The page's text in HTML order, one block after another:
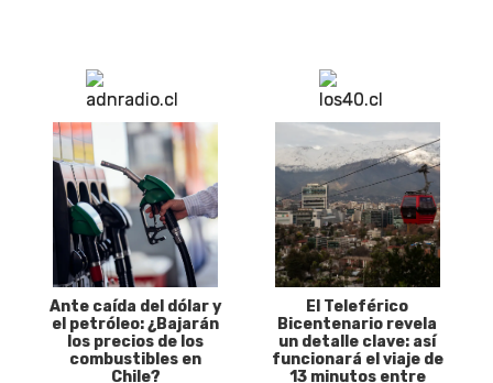
Ante caída del dólar y
el petróleo: ¿Bajarán
los precios de los
combustibles en
Chile?
El Teleférico
Bicentenario revela
un detalle clave: así
funcionará el viaje de
13 minutos entre